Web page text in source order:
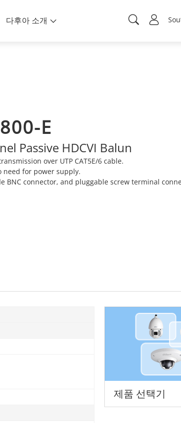
다후아 소개
E
Passive HDCVI Balun
over UTP CAT5E/6 cable.
need for power supply.
BNC connector, and pluggable screw terminal
제품 선택기